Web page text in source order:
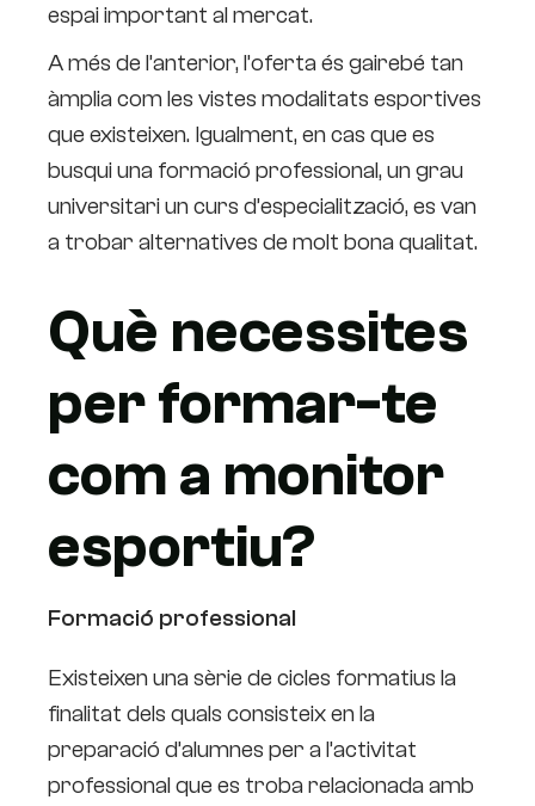
espai important al mercat.
A més de l’anterior, l’oferta és gairebé tan
àmplia com les vistes modalitats esportives
que existeixen. Igualment, en cas que es
busqui una formació professional, un grau
universitari un curs d’especialització, es van
a trobar alternatives de molt bona qualitat.
Què necessites
per formar-te
com a monitor
esportiu?
Formació professional
Existeixen una sèrie de cicles formatius la
finalitat dels quals consisteix en la
preparació d’alumnes per a l’activitat
professional que es troba relacionada amb